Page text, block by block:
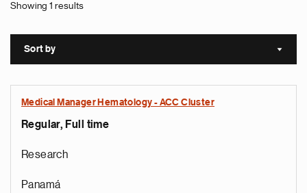
Showing 1 results
Sort by Sort
Medical Manager Hematology - ACC Cluster
Regular, Full time
Research
Panamá